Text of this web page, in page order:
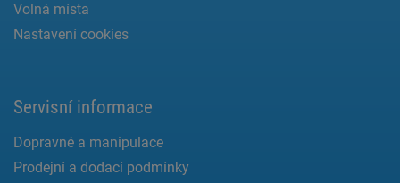
Volná místa
Nastavení cookies
Servisní informace
Dopravné a manipulace
Prodejní a dodací podmínky